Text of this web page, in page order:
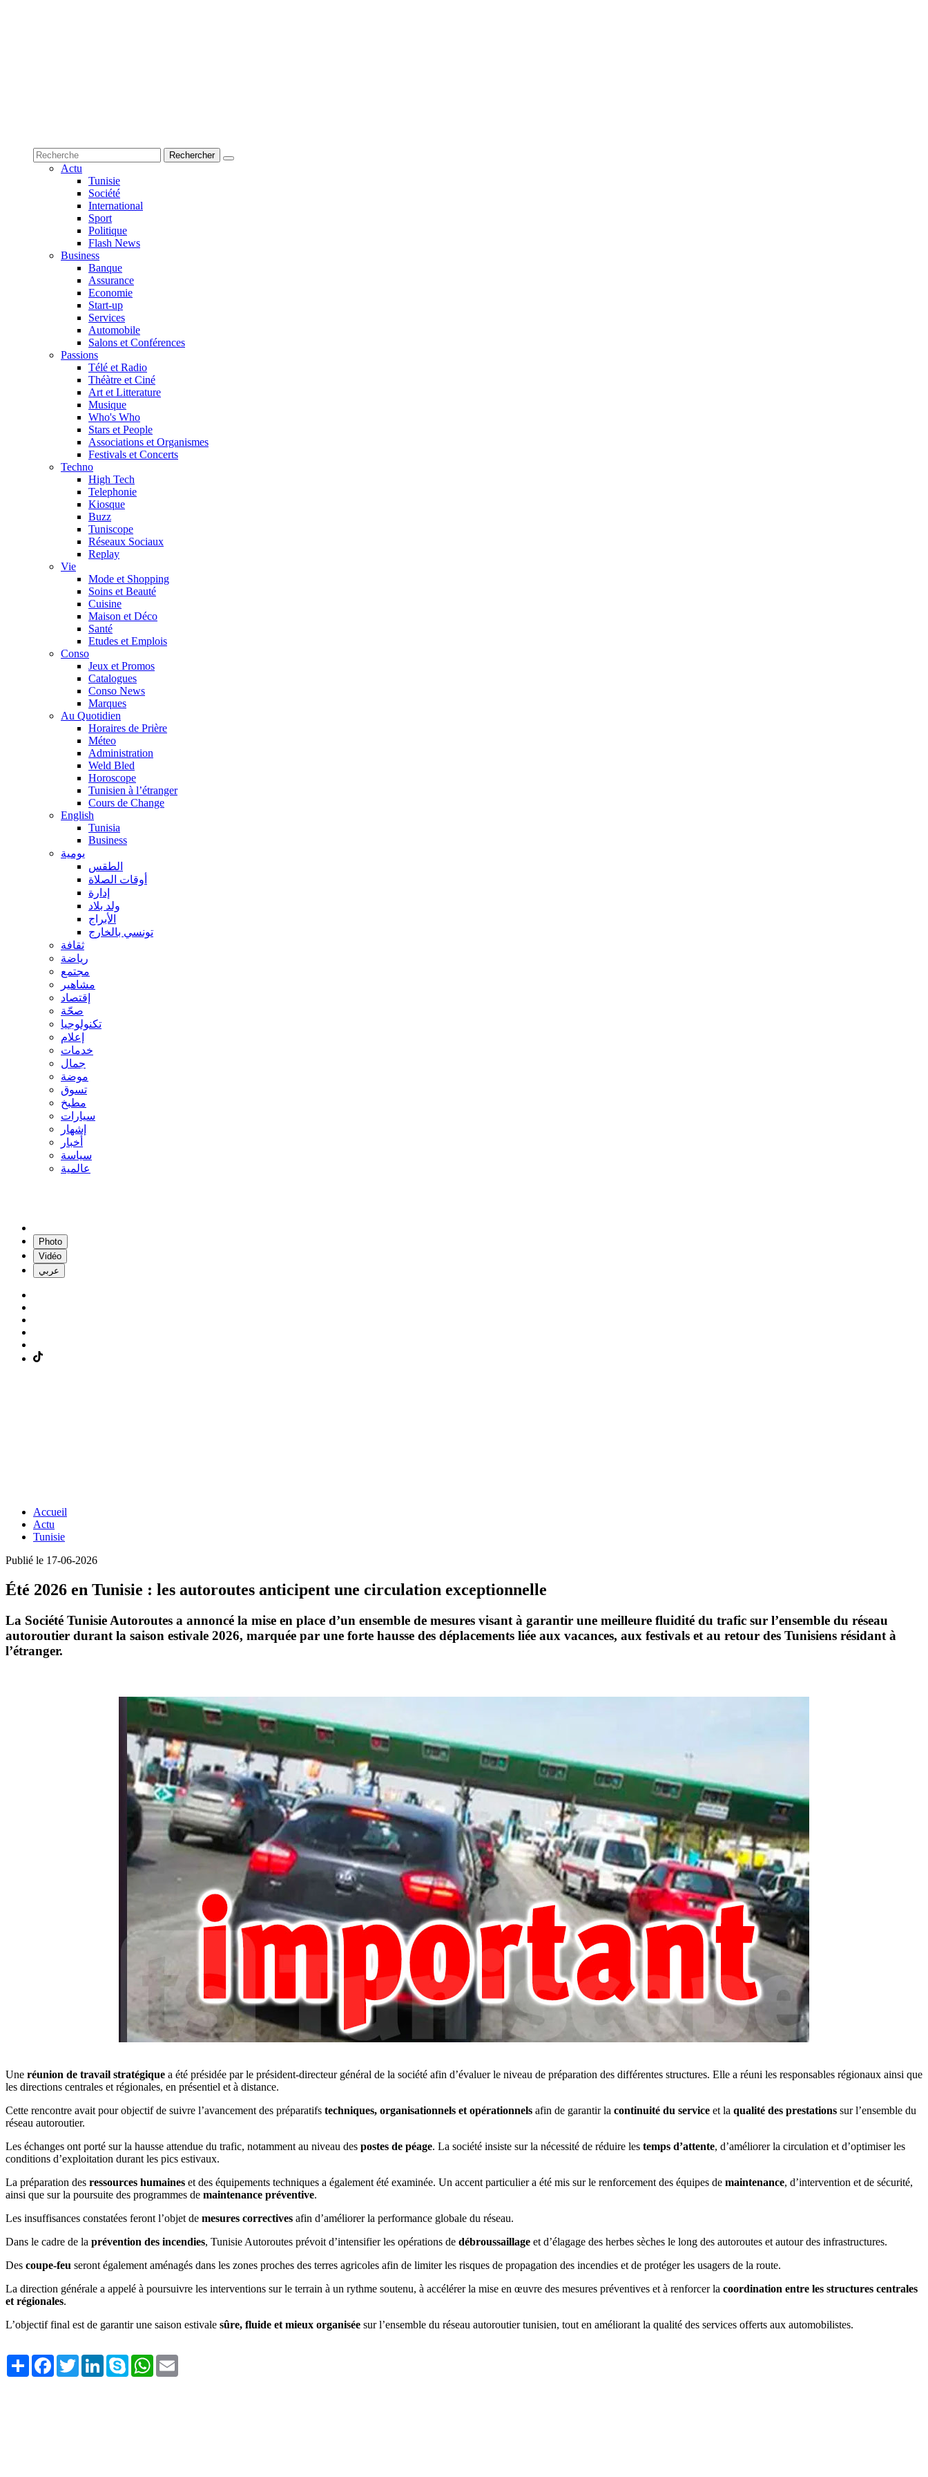
Actu
Tunisie
Société
International
Sport
Politique
Flash News
Business
Banque
Assurance
Economie
Start-up
Services
Automobile
Salons et Conférences
Passions
Télé et Radio
Théàtre et Ciné
Art et Litterature
Musique
Who's Who
Stars et People
Associations et Organismes
Festivals et Concerts
Techno
High Tech
Telephonie
Kiosque
Buzz
Tuniscope
Réseaux Sociaux
Replay
Vie
Mode et Shopping
Soins et Beauté
Cuisine
Maison et Déco
Santé
Etudes et Emplois
Conso
Jeux et Promos
Catalogues
Conso News
Marques
Au Quotidien
Horaires de Prière
Méteo
Administration
Weld Bled
Horoscope
Tunisien à l’étranger
Cours de Change
English
Tunisia
Business
يومية
الطقس
أوقات الصلاة
إدارة
ولد بلاد
الأبراج
تونسي بالخارج
ثقافة
رياضة
مجتمع
مشاهير
إقتصاد
صحّة
تكنولوجيا
إعلام
خدمات
جمال
موضة
تسوق
مطبخ
سيارات
إشهار
أخبار
سياسة
عالمية
Photo
Vidéo
عربي
Accueil
Actu
Tunisie
Publié le 17-06-2026
Été 2026 en Tunisie : les autoroutes anticipent une circulation exceptionnelle
La Société Tunisie Autoroutes a annoncé la mise en place d’un ensemble de mesures visant à garantir une meilleure fluidité du trafic sur l’ensemble du réseau
autoroutier durant la saison estivale 2026, marquée par une forte hausse des déplacements liée aux vacances, aux festivals et au retour des Tunisiens résidant à
l’étranger.
Une réunion de travail stratégique a été présidée par le président-directeur général de la société afin d’évaluer le niveau de préparation des différentes structures. Elle a réuni les responsables régionaux ainsi que
les directions centrales et régionales, en présentiel et à distance.
Cette rencontre avait pour objectif de suivre l’avancement des préparatifs techniques, organisationnels et opérationnels afin de garantir la continuité du service et la qualité des prestations sur l’ensemble du
réseau autoroutier.
Les échanges ont porté sur la hausse attendue du trafic, notamment au niveau des postes de péage. La société insiste sur la nécessité de réduire les temps d’attente, d’améliorer la circulation et d’optimiser les
conditions d’exploitation durant les pics estivaux.
La préparation des ressources humaines et des équipements techniques a également été examinée. Un accent particulier a été mis sur le renforcement des équipes de maintenance, d’intervention et de sécurité,
ainsi que sur la poursuite des programmes de maintenance préventive.
Les insuffisances constatées feront l’objet de mesures correctives afin d’améliorer la performance globale du réseau.
Dans le cadre de la prévention des incendies, Tunisie Autoroutes prévoit d’intensifier les opérations de débroussaillage et d’élagage des herbes sèches le long des autoroutes et autour des infrastructures.
Des coupe-feu seront également aménagés dans les zones proches des terres agricoles afin de limiter les risques de propagation des incendies et de protéger les usagers de la route.
La direction générale a appelé à poursuivre les interventions sur le terrain à un rythme soutenu, à accélérer la mise en œuvre des mesures préventives et à renforcer la coordination entre les structures centrales
et régionales.
L’objectif final est de garantir une saison estivale sûre, fluide et mieux organisée sur l’ensemble du réseau autoroutier tunisien, tout en améliorant la qualité des services offerts aux automobilistes.
Share FacebookTwitterLinkedInSkype WhatsApp